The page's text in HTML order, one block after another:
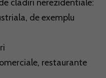
cladiri nerezidentiale:
de exemplu
restaurante